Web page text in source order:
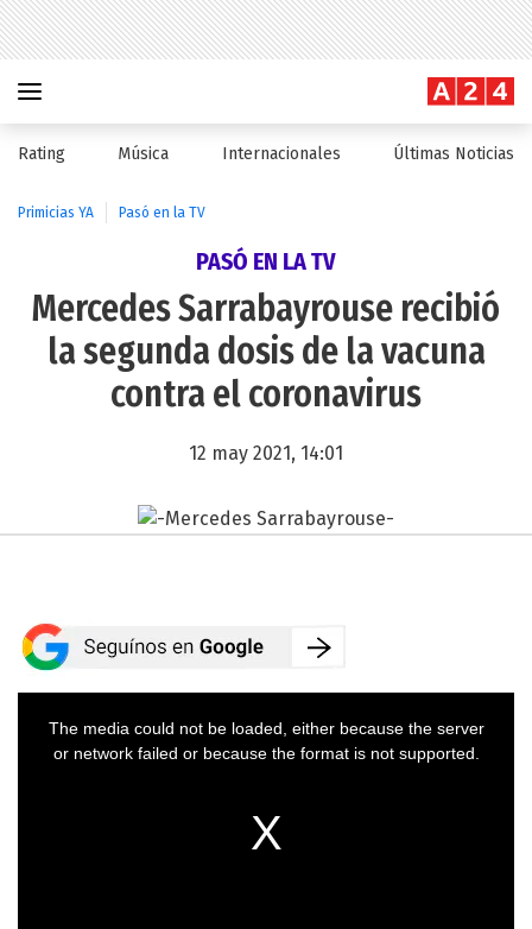
Rating Música Internacionales Últimas Noticias
Primicias YA Pasó en la TV
PASÓ EN LA TV
Mercedes Sarrabayrouse recibió
la segunda dosis de la vacuna
contra el coronavirus
12 may 2021, 14:01